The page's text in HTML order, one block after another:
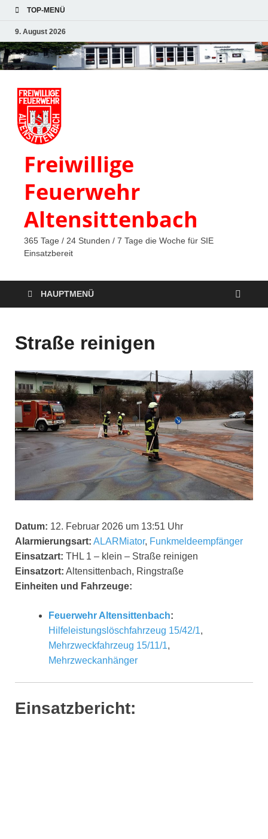
TOP-MENÜ
9. August 2026
Freiwillige
Feuerwehr
Altensittenbach
365 Tage / 24 Stunden / 7 Tage die Woche für SIE
Einsatzbereit
HAUPTMENÜ
Straße reinigen
Datum: 12. Februar 2026 um 13:51 Uhr
Alarmierungsart: ALARMiator, Funkmeldeempfänger
Einsatzart: THL 1 – klein – Straße reinigen
Einsatzort: Altensittenbach, Ringstraße
Einheiten und Fahrzeuge:
Feuerwehr Altensittenbach:
Hilfeleistungslöschfahrzeug 15/42/1,
Mehrzweckfahrzeug 15/11/1,
Mehrzweckanhänger
Einsatzbericht: